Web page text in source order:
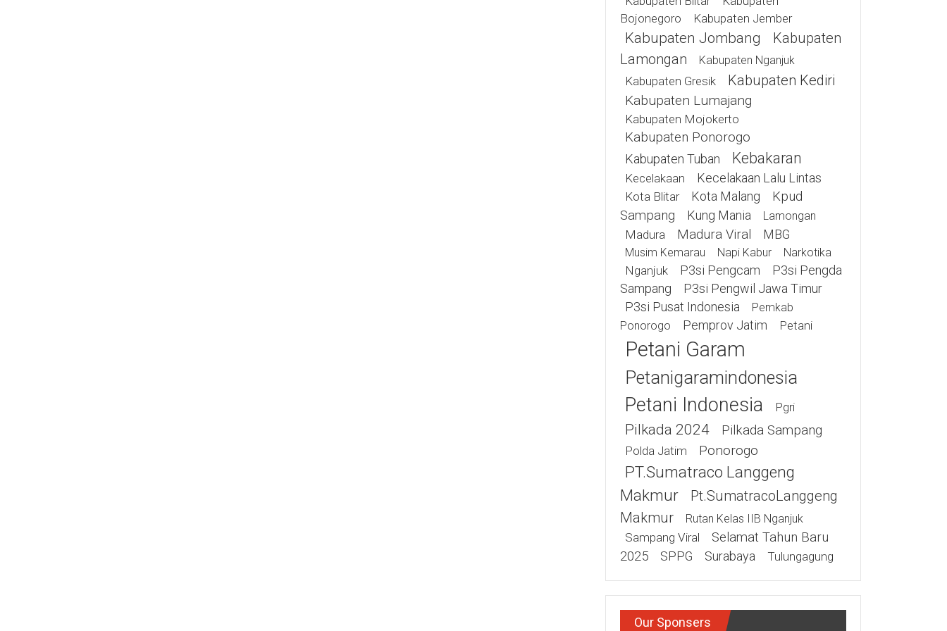
Bojonegoro
Kabupaten Jember
Kabupaten Jombang
Kabupaten
Lamongan
Kabupaten Nganjuk
Kabupaten Gresik Kabupaten Kediri
Kabupaten Lumajang
Kabupaten Mojokerto
Kabupaten Ponorogo
Kabupaten Tuban Kebakaran
Kecelakaan Kecelakaan Lalu Lintas
Kota Blitar Kota Malang
Kpud
Sampang
Kung Mania Lamongan
Madura Madura Viral MBG
Musim Kemarau Napi Kabur Narkotika
Nganjuk P3si Pengcam
P3si Pengda
Sampang
P3si Pengwil Jawa Timur
P3si Pusat Indonesia
Pemkab
Ponorogo
Pemprov Jatim Petani
Petani Garam
Petanigaramindonesia
Petani Indonesia Pgri
Pilkada 2024 Pilkada Sampang
Polda Jatim Ponorogo
PT.Sumatraco Langgeng
Makmur
Pt.SumatracoLanggeng
Makmur
Rutan Kelas IIB Nganjuk
Sampang Viral
Selamat Tahun Baru
2025
SPPG Surabaya Tulungagung
Our Sponsers